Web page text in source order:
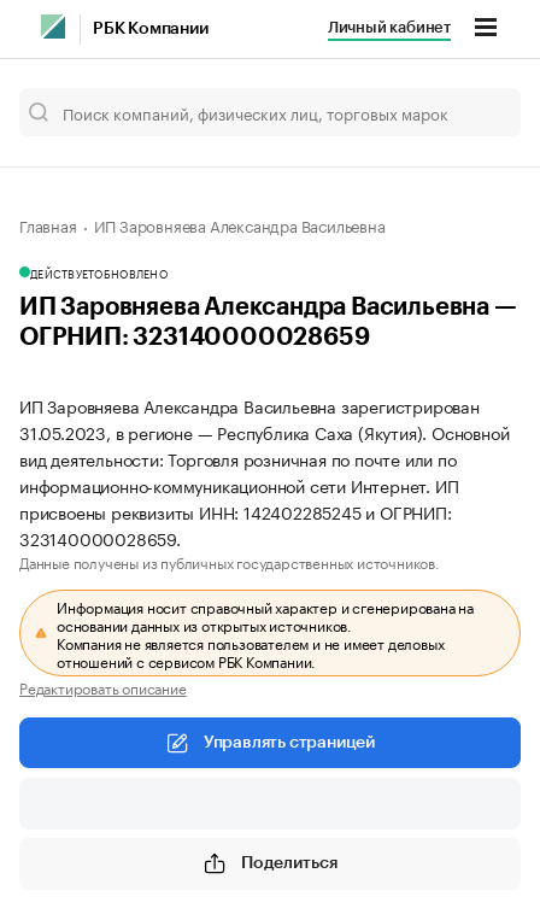
РБК Компании Личный кабинет
Главная ИП Заровняева Александра Васильевна
ДЕЙСТВУЕТОБНОВЛЕНО
ИП Заровняева Александра Васильевна —
ОГРНИП: 323140000028659
ИП Заровняева Александра Васильевна зарегистрирован
31.05.2023, в регионе — Республика Саха (Якутия). Основной
вид деятельности: Торговля розничная по почте или по
информационно-коммуникационной сети Интернет. ИП
присвоены реквизиты ИНН: 142402285245 и ОГРНИП:
323140000028659.
Данные получены из публичных государственных источников.
Информация носит справочный характер и сгенерирована на
основании данных из открытых источников.
Компания не является пользователем и не имеет деловых
отношений с сервисом РБК Компании.
Редактировать описание
Управлять страницей
Поделиться